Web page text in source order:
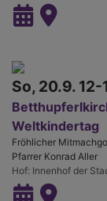
So, 20.9. 12-
Weltkindertag
Fröhlicher
Pfarrer Konrad Aller
Hof Innenhof der